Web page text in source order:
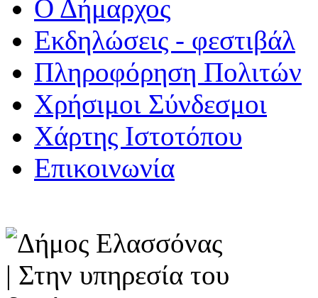
Ο Δήμαρχος
Εκδηλώσεις - φεστιβάλ
Πληροφόρηση Πολιτών
Χρήσιμοι Σύνδεσμοι
Χάρτης Ιστοτόπου
Επικοινωνία